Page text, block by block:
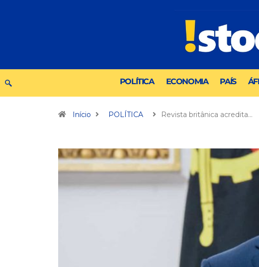
POLÍTICA ECONOMIA PAÍS
Início POLÍTICA Revista britânica acredita…